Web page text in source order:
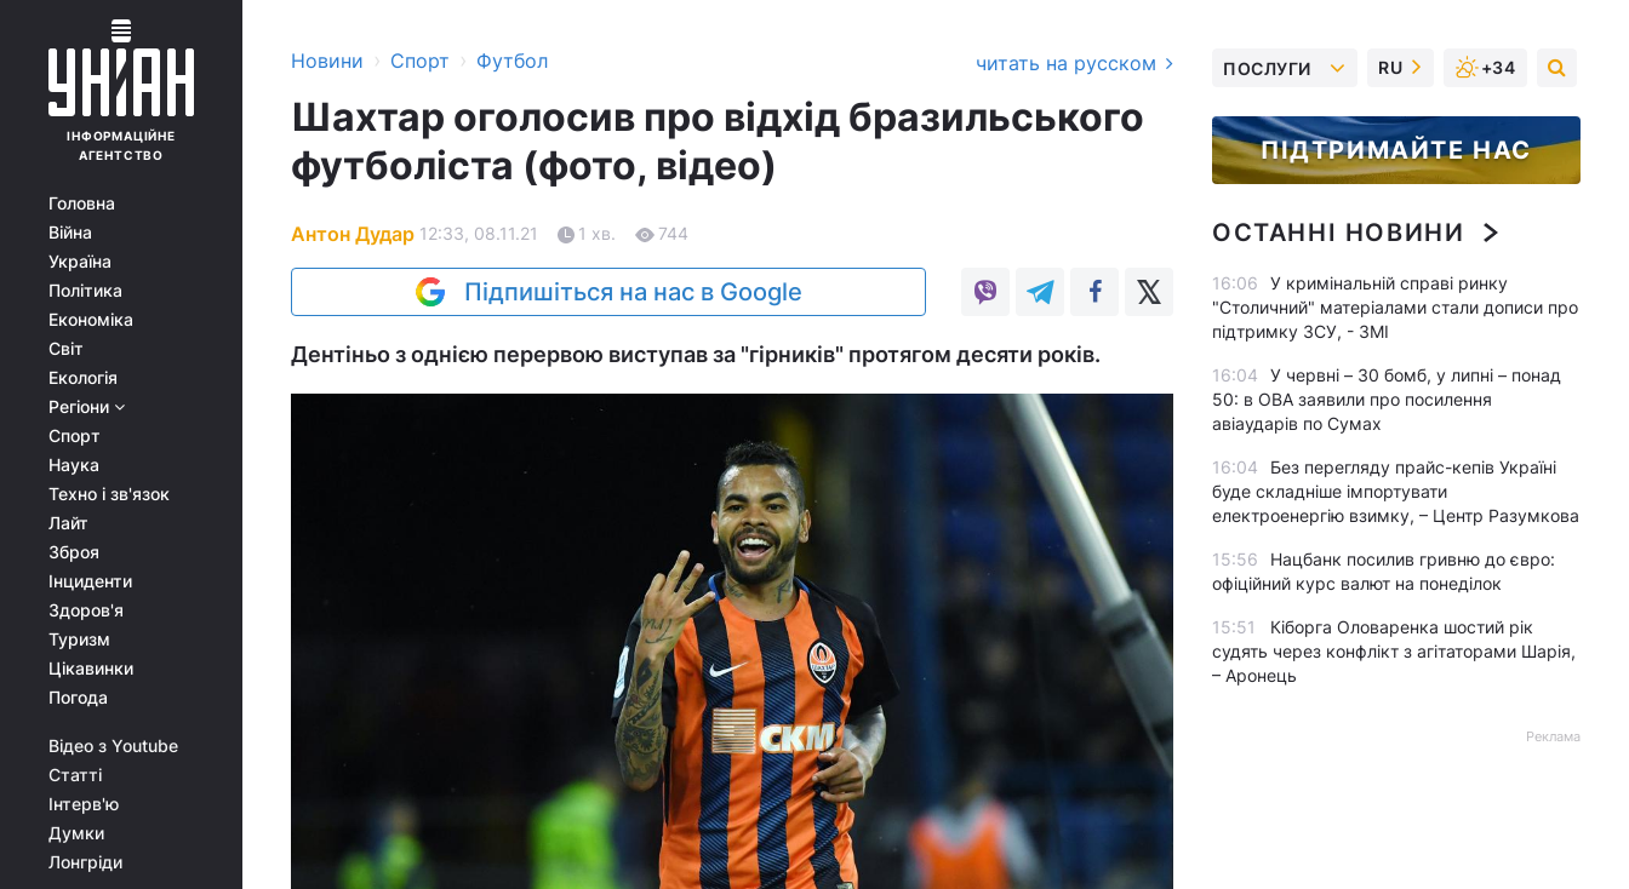
ІНФОРМАЦІЙНЕ
АГЕНТСТВО
Головна
Війна
Україна
Політика
Економіка
Світ
Екологія
Регіони
Спорт
Наука
Техно і зв'язок
Лайт
Зброя
Інциденти
Здоров'я
Туризм
Цікавинки
Погода
Відео з Youtube
Статті
Інтерв'ю
Думки
Лонгріди
Новини › Спорт › Футбол читать на русском
Шахтар оголосив про відхід бразильського
футболіста (фото, відео)
Антон Дудар 12:33, 08.11.21 1 хв. 744
Підпишіться на нас в Google
Дентіньо з однією перервою виступав за "гірників" протягом десяти років.
ПОСЛУГИ RU +34
ПІДТРИМАЙТЕ НАС
ОСТАННІ НОВИНИ
16:06
У кримінальній справі ринку
"Столичний" матеріалами стали дописи про
підтримку ЗСУ, - ЗМІ
16:04
У червні – 30 бомб, у липні – понад
50: в ОВА заявили про посилення
авіаударів по Сумах
16:04
Без перегляду прайс-кепів Україні
буде складніше імпортувати
електроенергію взимку, – Центр Разумкова
15:56
Нацбанк посилив гривню до євро:
офіційний курс валют на понеділок
15:51
Кіборга Оловаренка шостий рік
судять через конфлікт з агітаторами Шарія,
– Аронець
Реклама